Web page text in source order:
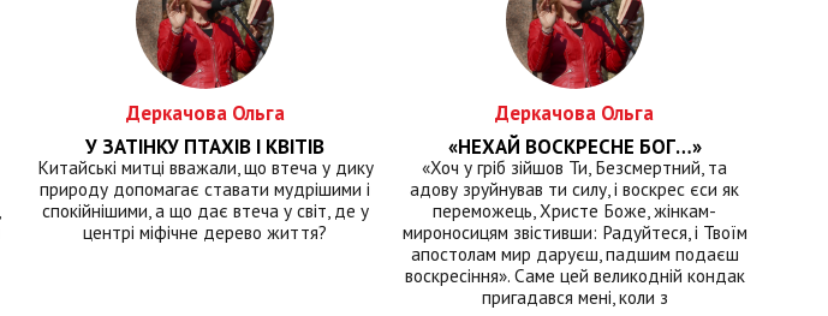
Деркачова Ольга
У ЗАТІНКУ ПТАХІВ І КВІТІВ
Китайські митці вважали, що втеча у дику
природу допомагає ставати мудрішими і
спокійнішими, а що дає втеча у світ, де у
центрі міфічне дерево життя?
Деркачова Ольга
«НЕХАЙ ВОСКРЕСНЕ БОГ…»
«Хоч у гріб зійшов Ти, Безсмертний, та
адову зруйнував ти силу, і воскрес єси як
переможець, Христе Боже, жінкам-
мироносицям звістивши: Радуйтеся, і Твоїм
апостолам мир даруєш, падшим подаєш
воскресіння». Саме цей великодній кондак
пригадався мені, коли з